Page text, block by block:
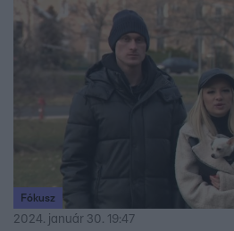
szól ehhez Norbi? Elmondják a
Fókusz
2024. január 30. 19:47